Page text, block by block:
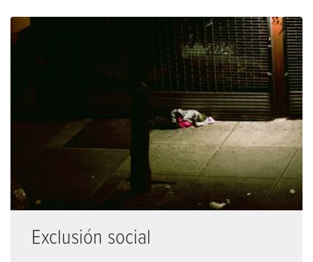
Exclusión social